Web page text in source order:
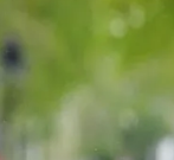
REPORTASE